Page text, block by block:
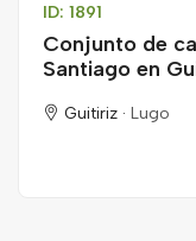
ID: 1891
Conjunto de
Santiago en
Guitiriz · Lugo